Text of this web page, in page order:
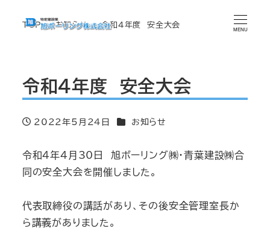
MENU
TOP お知らせ 令和4年度 安全大会
令和4年度 安全大会
投稿日
2022年5月24日 カテゴリー
お知らせ
令和4年4月30日 旭ボーリング㈱・青葉建設㈱合
同の安全大会を開催しました。
代表取締役の講話があり、その後安全管理室長か
ら講義がありました。